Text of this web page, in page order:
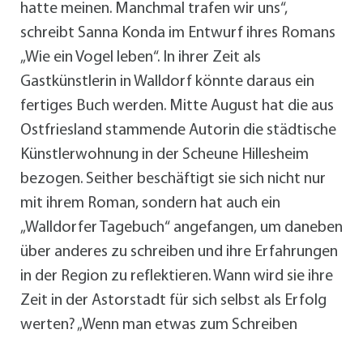
hatte meinen. Manchmal trafen wir uns“,
schreibt Sanna Konda im Entwurf ihres Romans
„Wie ein Vogel leben“. In ihrer Zeit als
Gastkünstlerin in Walldorf könnte daraus ein
fertiges Buch werden. Mitte August hat die aus
Ostfriesland stammende Autorin die städtische
Künstlerwohnung in der Scheune Hillesheim
bezogen. Seither beschäftigt sie sich nicht nur
mit ihrem Roman, sondern hat auch ein
„Walldorfer Tagebuch“ angefangen, um daneben
über anderes zu schreiben und ihre Erfahrungen
in der Region zu reflektieren. Wann wird sie ihre
Zeit in der Astorstadt für sich selbst als Erfolg
werten? „Wenn man etwas zum Schreiben